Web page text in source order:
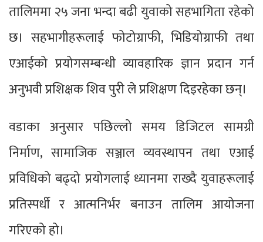
तालिममा २५ जना भन्दा बढी युवाको सहभागिता रहेको
छ। सहभागीहरूलाई फोटोग्राफी, भिडियोग्राफी तथा
एआईको प्रयोगसम्बन्धी व्यावहारिक ज्ञान प्रदान गर्न
अनुभवी प्रशिक्षक शिव पुरी ले प्रशिक्षण दिइरहेका छन्।
वडाका अनुसार पछिल्लो समय डिजिटल सामग्री
निर्माण, सामाजिक सञ्जाल व्यवस्थापन तथा एआई
प्रविधिको बढ्दो प्रयोगलाई ध्यानमा राख्दै युवाहरूलाई
प्रतिस्पर्धी र आत्मनिर्भर बनाउन तालिम आयोजना
गरिएको हो।